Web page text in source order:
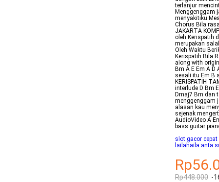
terlanjur
Menggenggam
menyakitiku
Chorus Bila
JAKARTA
oleh Kerispatih
merupakan
Oleh Waktu
Kerispatih Bila
along with
Bm A E Em A
sesali itu Em B
KERISPATIH
interlude D Bm
Dmaj7 Bm dan
menggenggam
alasan kau
sejenak
AudioVideo A
bass guitar
slot gacor
lailahaila anta
Rp448.000 -